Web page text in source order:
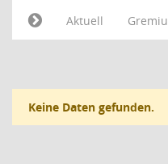
Aktuell
Keine Daten gefunden.